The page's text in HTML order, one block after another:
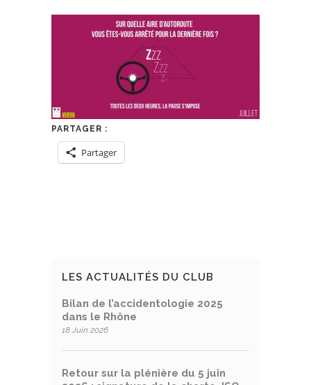
PARTAGER :
Partager
LES ACTUALITÉS DU CLUB
Bilan de l’accidentologie 2025
dans le Rhône
18 Juin 2026
Retour sur la plénière du 5 juin